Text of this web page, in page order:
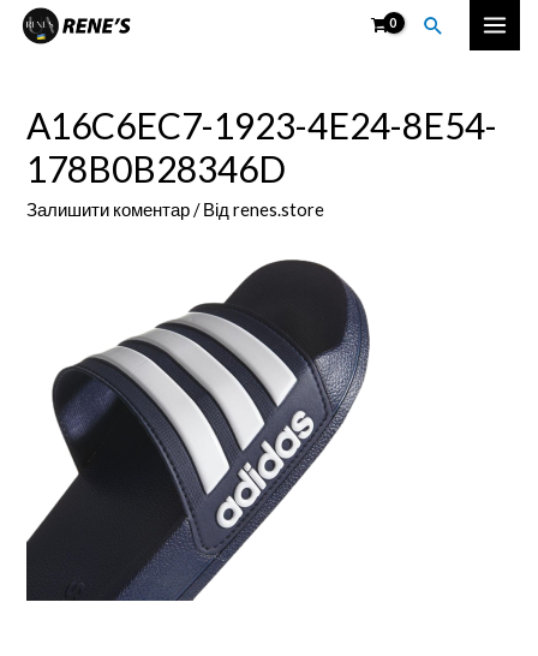
Перейти
Пошук
Main
A16C6EC7-1923-4E24-8E54-
178B0B28346D
Залишити коментар / Відrenes.store